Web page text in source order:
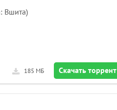
Вшита)
Скачать торрент
185 МБ